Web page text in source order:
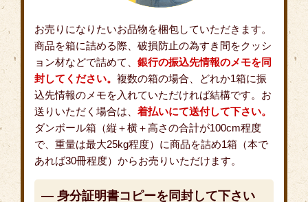
お売りになりたいお品物を梱包していただきます。
商品を箱に詰める際、破損防止の為すき間をクッシ
ョン材などで詰めて、 銀行の振込先情報のメモを同
封してください。 複数の箱の場合、どれか1箱に振
込先情報のメモを入れていただければ結構です。お
送りいただく場合は、 着払いにて送付して下さい。
ダンボール箱（縦＋横＋高さの合計が100cm程度
で、重量は最大25kg程度）に商品を詰め1箱（本で
あれば30冊程度）からお売りいただけます。
― 身分証明書コピーを同封して下さい